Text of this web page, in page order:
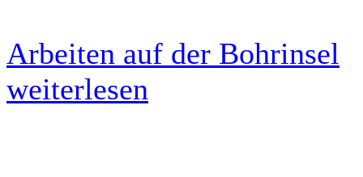
Arbeiten auf der Bohrinsel
weiterlesen